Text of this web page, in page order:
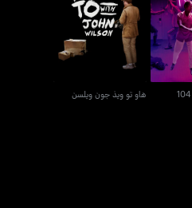
هاو تو ويذ جون ويلسن
هاو تو ويذ جون ويلسن